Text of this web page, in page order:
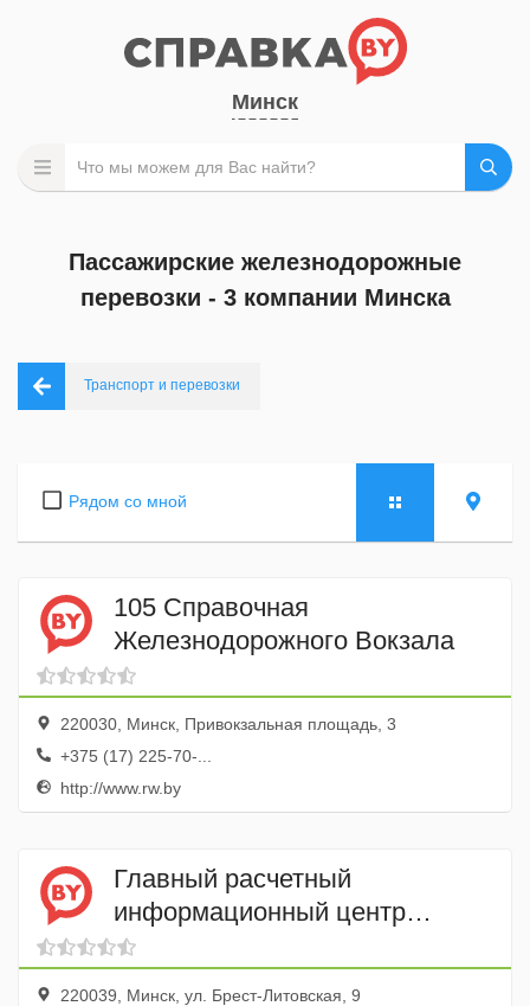
Минск
Пассажирские железнодорожные
перевозки - 3 компании Минска
Транспорт и перевозки
Рядом со мной
105 Справочная
Железнодорожного Вокзала
220030, Минск, Привокзальная площадь, 3
+375 (17) 225-70-...
http://www.rw.by
Главный расчетный
информационный центр
Белорусской Железной Дороги
220039, Минск, ул. Брест-Литовская, 9